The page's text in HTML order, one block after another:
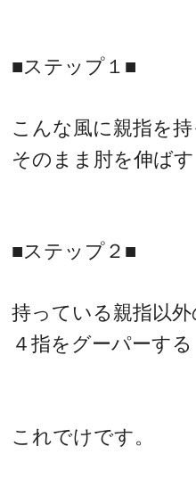
■ステップ１■
こんな風に親指を持
そのまま肘を伸ばす
■ステップ２■
持っている親指以外
４指をグーパーする
これでけです。